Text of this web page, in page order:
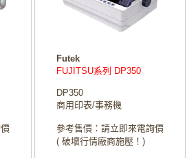
Futek
FUJITSU系列 DP350
DP350
商用印表/事務機
參考售價：請立即來電詢價
( 破壞行情廠商施壓！)